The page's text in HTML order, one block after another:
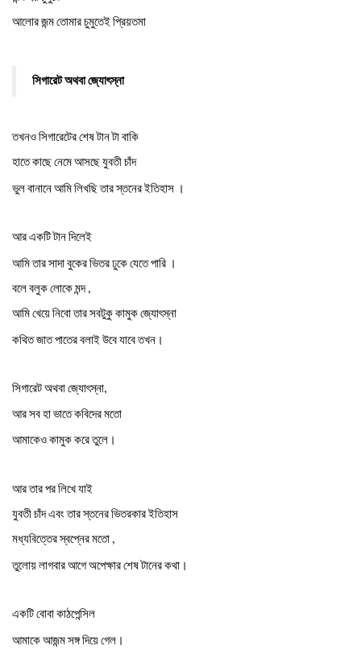
আলোরজন্মতোমারচুমুতেইপ্রিয়তমা
সিগারেটঅথবাজ্যোৎস্না
তখনওসিগারেটেরশেষটানটাবাকি
হাতেকাছেনেমেআসছেযুবতীচাঁদ
ভুলবানানেআমিলিখছিতারস্তনেরইতিহাস ।
আরএকটিটানদিলেই
আমিতারসাদাবুকেরভিতরঢুকেযেতেপারি ।
বলেবলুকলোকেমন্দ,
আমিখেয়েনিবোতারসবটুকুকামুকজ্যোৎস্না
কথিতজাতপাতেরবলাইউবেযাবেতখন ।
সিগারেটঅথবাজ্যোৎস্না,
আরসবহাভাতেকবিদেরমতো
আমাকেওকামুককরেতুলে ।
আরতারপরলিখেযাই
যুবতীচাঁদএবং তারস্তনেরভিতরকারইতিহাস
মধ্যবিত্তেরস্বপ্নেরমতো ,
তুলোয়লাগবারআগেঅপেক্ষারশেষটানেরকথা ।
একটিবোবাকাঠপেন্সিল
আমাকেআজন্মসঙ্গদিয়েগেল ।